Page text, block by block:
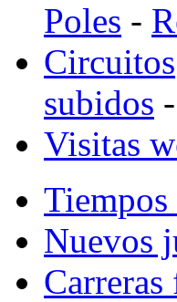
Poles -
Circuitos
subidos -
Visitas
Tiempos
Nuevos